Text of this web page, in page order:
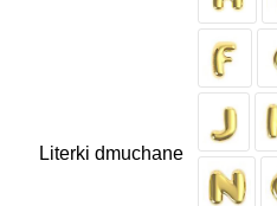
Literki dmuchane